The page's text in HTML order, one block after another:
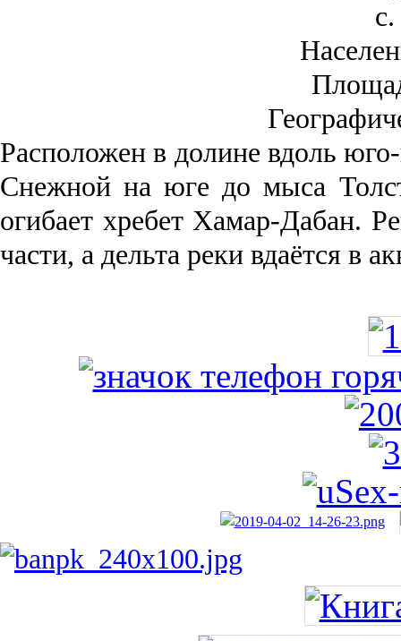
Рас­положен в долине вдоль
Снежной на юге до мыса
огибает хребет Хамар-Дабан.
части, а дельта реки вда­ётся в